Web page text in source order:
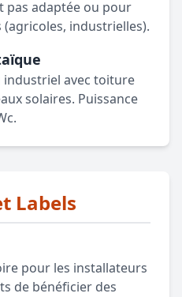
pas adaptée ou pour
industrielles).
avec toiture
solaires. Puissance
Labels
pour les installateurs
de bénéficier des